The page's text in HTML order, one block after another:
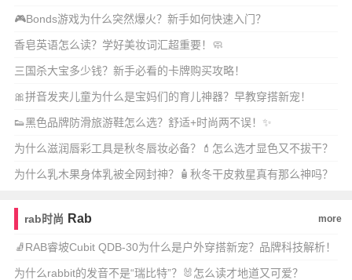
🎮Bonds游戏为什么突然爆火？新手如何快速入门？
香皂英语怎么读？学好美妆词汇超重要！🧼
三国杀大宝多少钱？新手必看的卡牌购买攻略！
🎀拼音发夹儿童为什么是宝妈们的育儿神器？早教穿搭新宠！
👟黑色品牌防滑旅游鞋怎么选？舒适+时尚两不误！✨
为什么滋润唇彩工具是秋冬唇妆必备？💄怎么选才显色又不拔干？
🔥
为什么乳木果身体乳被全网封神？🧴秋冬干皮救星真有那么神吗？
rab时尚 Rab more
🧦RAB睿坡Cubit QDB-30为什么是户外穿搭新宠？品牌科技解析！
🔥
为什么rabbit的发音不是“瑞比特”？🐰怎么读才地道又可爱？